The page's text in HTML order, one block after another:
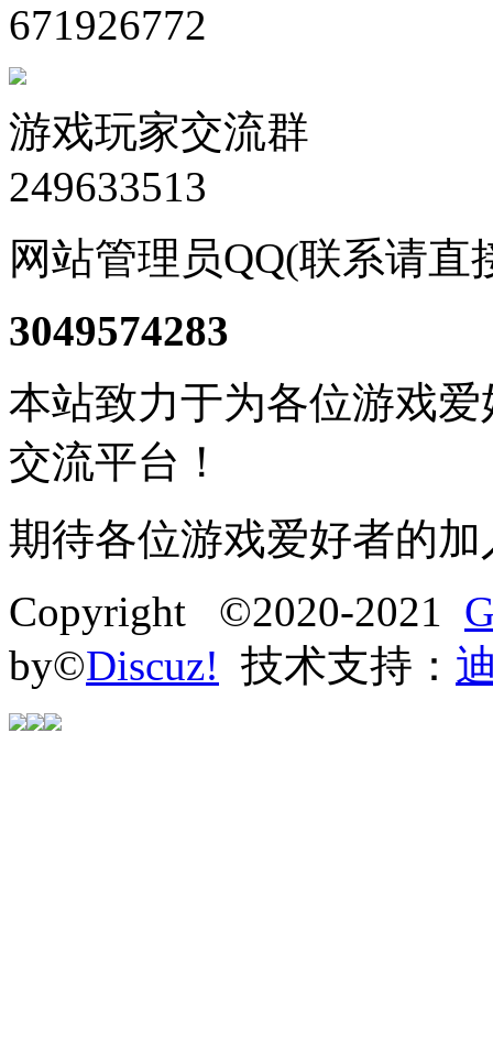
671926772
游戏玩家交流群
249633513
网站管理员QQ(联系请直
3049574283
本站致力于为各位游戏
交流平台！
期待各位游戏爱好者的加
Copyright ©2020-2021
by©Discuz! 技术支持：